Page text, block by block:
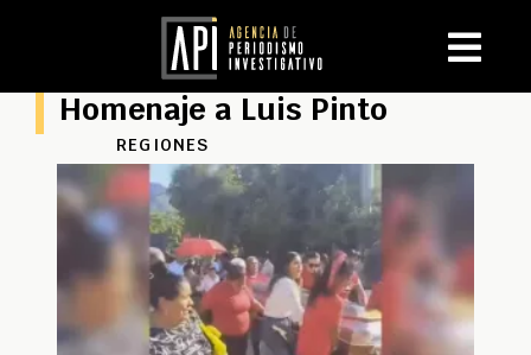
Homenaje a Luis Pinto
REGIONES